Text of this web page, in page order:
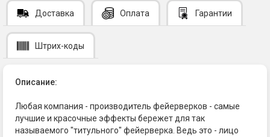
Доставка Оплата Гарантии
Штрих-коды
Описание:
Любая компания - производитель фейерверков - самые
лучшие и красочные эффекты бережет для так
называемого "титульного" фейерверка. Ведь это - лицо